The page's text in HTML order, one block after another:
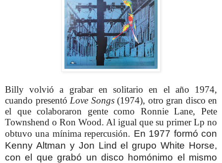
Billy volvió a grabar en solitario en el año 1974,
cuando presentó Love Songs(1974), otro gran disco en
el que colaboraron gente como Ronnie Lane, Pete
Townshend o Ron Wood. Al igual que su primer Lp no
obtuvo una mínima repercusión. En 1977 formó con
Kenny Altman y Jon Lind el grupo White Horse,
con el que grabó un disco homónimo el mismo